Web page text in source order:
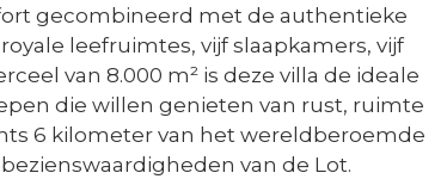
gecombineerd met de authentieke
leefruimtes, vijf slaapkamers, vijf
van 8.000 m² is deze villa de ideale
die willen genieten van rust, ruimte
6 kilometer van het wereldberoemde
van de Lot.